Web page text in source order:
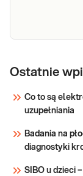
nerwowego
Ostatnie
Co to są
uzupełniania
Badania na
diagnostyki
SIBO u dzieci